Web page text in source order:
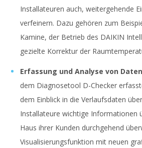
Installateuren auch, weitergehende
verfeinern. Dazu gehören zum
Kamine, der Betrieb des DAIKIN
gezielte Korrektur der
Erfassung und Analyse von Daten
dem Diagnosetool D-Checker
dem Einblick in die Verlaufsdaten
Installateure wichtige Informationen
Haus ihrer Kunden durchgehend
Visualisierungsfunktion mit neuen